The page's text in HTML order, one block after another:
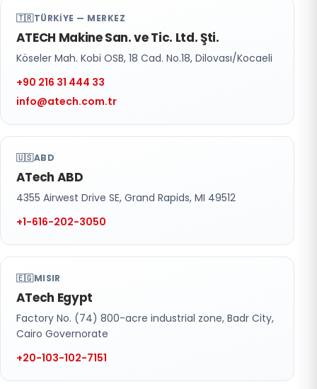
🇹🇷TÜRKIYE — MERKEZ
ATECH Makine San. ve Tic. Ltd. Şti.
Köseler Mah. Kobi OSB, 18 Cad. No.18, Dilovası/Kocaeli
+90 216 31 444 33
info@atech.com.tr
🇺🇸ABD
ATech ABD
4355 Airwest Drive SE, Grand Rapids, MI 49512
+1-616-202-3050
🇪🇬MISIR
ATech Egypt
Factory No. (74) 800-acre industrial zone, Badr City,
Cairo Governorate
+20-103-102-7151